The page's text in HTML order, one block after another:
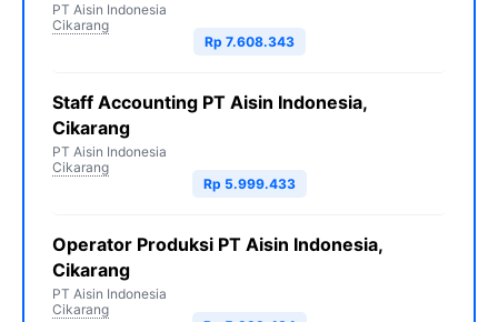
PT Aisin Indonesia
Cikarang
Rp 7.608.343
Staff Accounting PT Aisin Indonesia,
Cikarang
PT Aisin Indonesia
Cikarang
Rp 5.999.433
Operator Produksi PT Aisin Indonesia,
Cikarang
PT Aisin Indonesia
Cikarang